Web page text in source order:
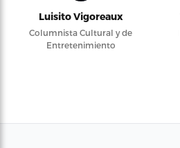
Luisito Vigoreaux
Columnista Cultural y de
Entretenimiento